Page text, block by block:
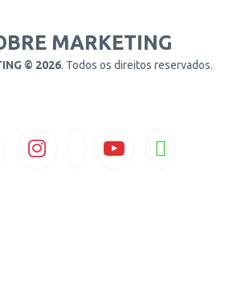
MARKETING
© 2026. Todos os direitos reservados.